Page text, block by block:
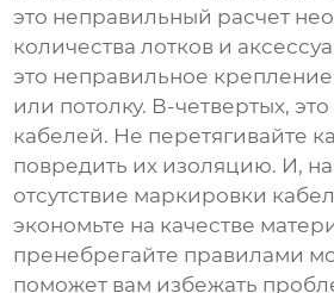
это неправильный расчет
количества лотков и
это неправильное крепление
или потолку. В-четвертых,
кабелей. Не перетягивайте
повредить их изоляцию. И,
отсутствие маркировки
экономьте на качестве
пренебрегайте правилами
поможет вам избежать